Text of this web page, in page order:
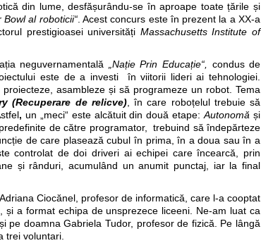
din lume, desfășurându-se în aproape toate țările și
Bowl al roboticii“. Acest concurs este în prezent la a XX-a
prestigioasei universități Massachusetts Institute of
neguvernamentală „Nație Prin Educație“, condus de
este de a investi în viitorii lideri ai tehnologiei.
asambleze și să programeze un robot. Tema
(Recuperare de relicve), în care roboțelul trebuie să
, un „meci“ este alcătuit din două etape:Autonomă și
de către programator, trebuind să îndepărteze
de care plasează cubul în prima, în a doua sau în a
controlat de doi driveri ai echipei care încearcă, prin
și rânduri, acumulând un anumit punctaj, iar la final
Ciocănel, profesor de informatică, care l-a cooptat
a format echipa de unsprezece liceeni. Ne-am luat ca
doamna Gabriela Tudor, profesor de fizică. Pe lângă
trei voluntari.